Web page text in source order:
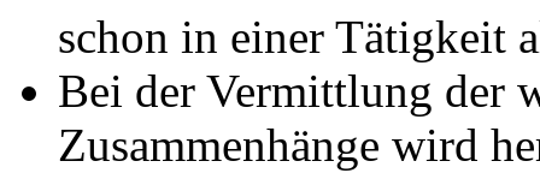
schon in einer Tätigkeit
Bei der Vermittlung der
Zusammenhänge wird